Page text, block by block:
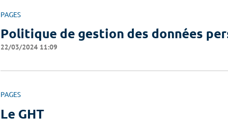
PAGES
Politique de gestion des données
22/03/2024 11:09
PAGES
Le GHT